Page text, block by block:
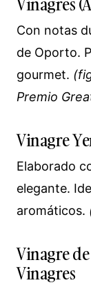
Con notas
de Oporto.
gourmet.
Premio
Vinagre
Elaborado
elegante.
aromáticos.
Vinagre
Vinagres